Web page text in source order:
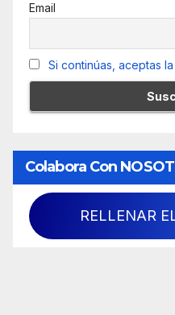
Email
Si continúas, aceptas
Colabora Con
RELLENAR